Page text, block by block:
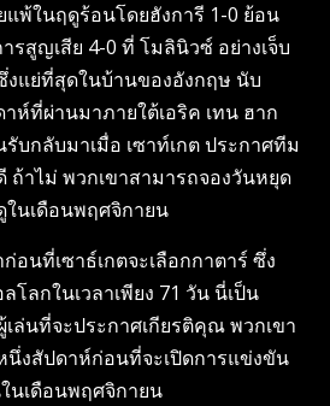
พ้ในฤดูร้อนโดยฮังการี 1-0 ย้อน
รสูญเสีย 4-0 ที่ โมลินิวซ์ อย่างเจ็บ
แย่ที่สุดในบ้านของอังกฤษ นับ
ห์ที่ผ่านมาภายใต้เอริค เทน ฮาก
บกลับมาเมื่อ เซาท์เกต ประกาศทีม
ถ้าไม่ พวกเขาสามารถจองวันหยุด
นเดือนพฤศจิกายน
อนที่เซาธ์เกตจะเลือกกาตาร์ ซึ่ง
โลกในเวลาเพียง 71 วัน นี่เป็น
ล่นที่จะประกาศเกียรติคุณ พวกเขา
นึ่งสัปดาห์ก่อนที่จะเปิดการแข่งขัน
นเดือนพฤศจิกายน